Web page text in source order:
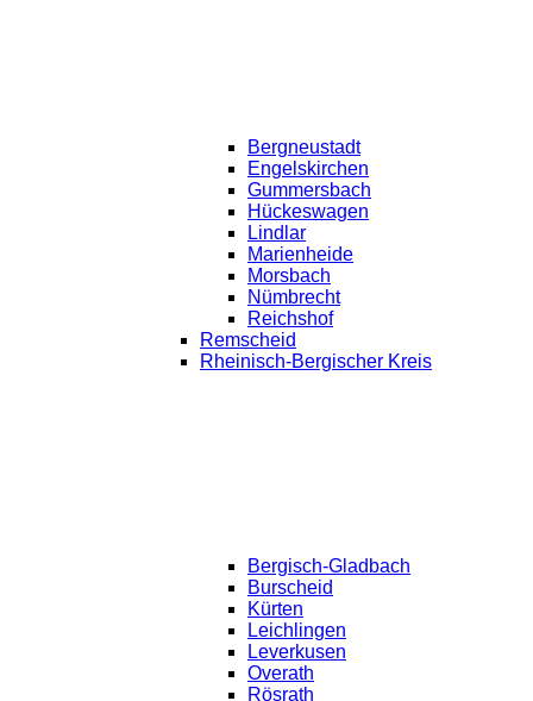
Bergneustadt
Engelskirchen
Gummersbach
Hückeswagen
Lindlar
Marienheide
Morsbach
Nümbrecht
Reichshof
Remscheid
Rheinisch-Bergischer Kreis
Bergisch-Gladbach
Burscheid
Kürten
Leichlingen
Leverkusen
Overath
Rösrath